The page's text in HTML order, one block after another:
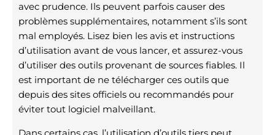
avec prudence. Ils peuvent parfois causer des
problèmes supplémentaires, notamment s’ils sont
mal employés. Lisez bien les avis et instructions
d’utilisation avant de vous lancer, et assurez-vous
d’utiliser des outils provenant de sources fiables. Il
est important de ne télécharger ces outils que
depuis des sites officiels ou recommandés pour
éviter tout logiciel malveillant.